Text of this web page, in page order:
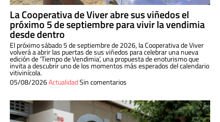
La Cooperativa de Viver abre sus viñedos el
próximo 5 de septiembre para vivir la vendimia
desde dentro
El próximo sábado 5 de septiembre de 2026, la Cooperativa de Viver
volverá a abrir las puertas de sus viñedos para celebrar una nueva
edición de ‘Tiempo de Vendimia’, una propuesta de enoturismo que
invita a descubrir uno de los momentos más esperados del calendario
vitivinícola.
05/08/2026ActualidadSin comentarios